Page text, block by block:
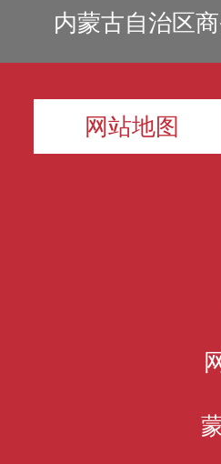
内蒙古自治区
网站地图